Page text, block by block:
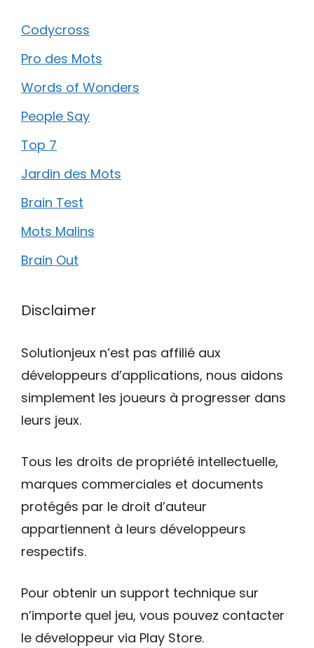
Codycross
Pro des Mots
Words of Wonders
People Say
Top 7
Jardin des Mots
Brain Test
Mots Malins
Brain Out
Disclaimer
Solutionjeux n’est pas affilié aux
développeurs d’applications, nous aidons
simplement les joueurs à progresser dans
leurs jeux.
Tous les droits de propriété intellectuelle,
marques commerciales et documents
protégés par le droit d’auteur
appartiennent à leurs développeurs
respectifs.
Pour obtenir un support technique sur
n’importe quel jeu, vous pouvez contacter
le développeur via Play Store.